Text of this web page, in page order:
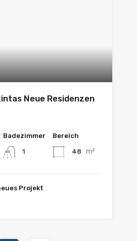
Neue Residenzen
Badezimmer
1
Bereich
48 m²
Projekt